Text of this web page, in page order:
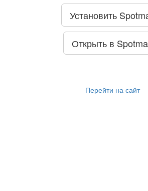
Установить
Открыть в
Перейти на сайт